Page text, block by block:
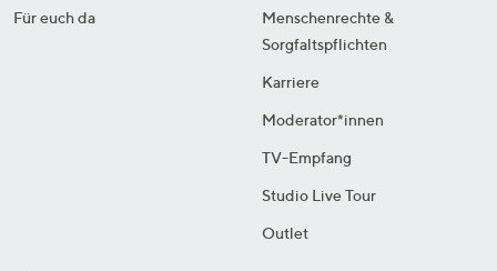
Für euch da
Menschenrechte &
Sorgfaltspflichten
Karriere
Moderator*innen
TV-Empfang
Studio Live Tour
Outlet